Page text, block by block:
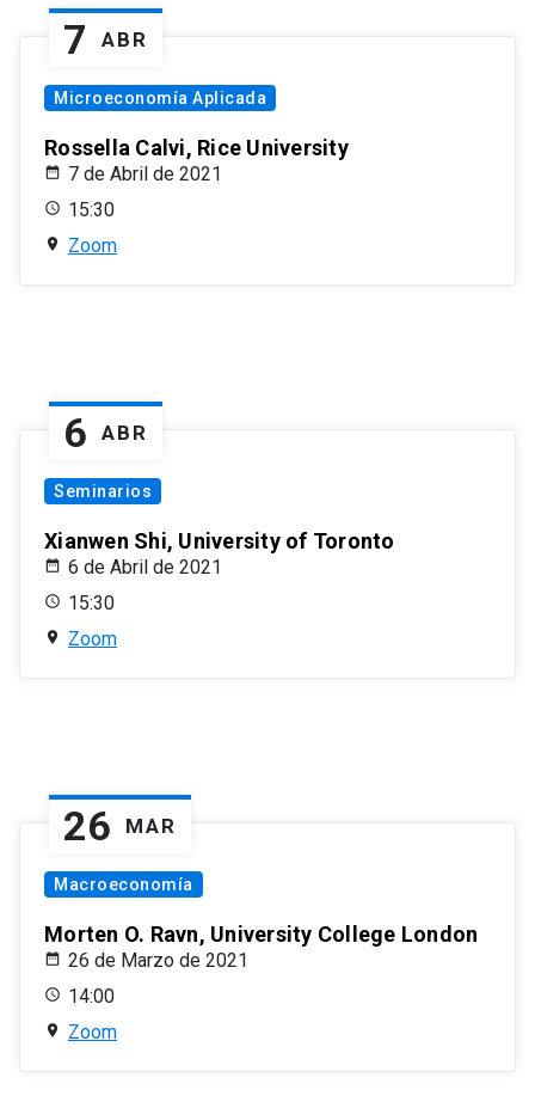
7 ABR
Microeconomía Aplicada
Rossella Calvi, Rice University
7 de Abril de 2021
15:30
Zoom
6 ABR
Seminarios
Xianwen Shi, University of Toronto
6 de Abril de 2021
15:30
Zoom
26 MAR
Macroeconomía
Morten O. Ravn, University College London
26 de Marzo de 2021
14:00
Zoom